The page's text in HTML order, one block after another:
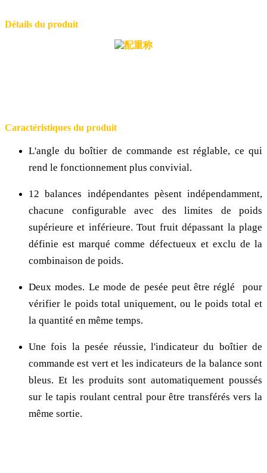
Détails du produit
Caractéristiques du produit
L'angle du boîtier de commande est réglable, ce qui
rend le fonctionnement plus convivial.
12 balances indépendantes pèsent indépendamment,
chacune configurable avec des limites de poids
supérieure et inférieure. Tout fruit dépassant la plage
définie est marqué comme défectueux et exclu de la
combinaison de poids.
Deux modes. Le mode de pesée peut être réglé pour
vérifier le poids total uniquement, ou le poids total et
la quantité en même temps.
Une fois la pesée réussie, l'indicateur du boîtier de
commande est vert et les indicateurs de la balance sont
bleus. Et les produits sont automatiquement poussés
sur le tapis roulant central pour être transférés vers la
même sortie.